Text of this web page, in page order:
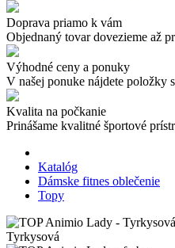
Doprava priamo k vám
Objednaný tovar dovezieme až
Výhodné ceny a ponuky
V našej ponuke nájdete položky
Kvalita na počkanie
Prinášame kvalitné športové
Katalóg
Dámske fitnes oblečenie
Topy
Tyrkysová